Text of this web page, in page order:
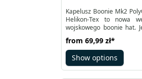
Kapelusz Boonie Mk2
Helikon-Tex to nowa
wojskowego boonie hat.
warstw materiału oraz
kapelusz zapewnia
from 69,99 zł*
Show options